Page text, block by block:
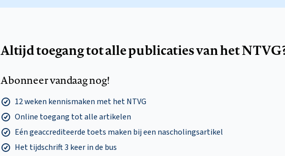
Altijd toegang tot alle publicaties van het
Abonneer vandaag nog!
12 weken kennismaken met het NTVG
Online toegang tot alle artikelen
Eén geaccrediteerde toets maken bij een nascholingsartikel
Het tijdschrift 3 keer in de bus